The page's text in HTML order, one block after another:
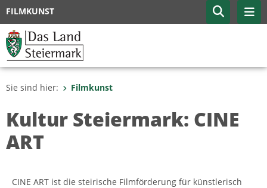
FILMKUNST
Sie sind hier: Filmkunst
Kultur Steiermark: CINE
ART
CINE ART ist die steirische Filmförderung für künstlerisch